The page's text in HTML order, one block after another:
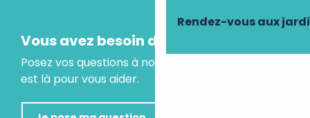
Rendez-vous aux
Vous avez besoin d'un conseil ?
Posez vos questions à notre assistant virtuel, il
est là pour vous aider.